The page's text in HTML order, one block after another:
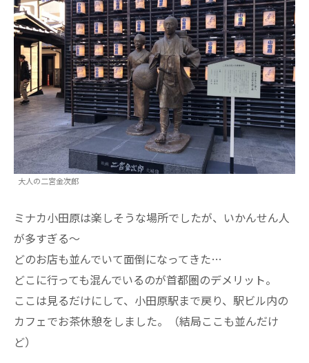
大人の二宮金次郎
ミナカ小田原は楽しそうな場所でしたが、いかんせん人
が多すぎる～
どのお店も並んでいて面倒になってきた…
どこに行っても混んでいるのが首都圏のデメリット。
ここは見るだけにして、小田原駅まで戻り、駅ビル内の
カフェでお茶休憩をしました。（結局ここも並んだけ
ど）